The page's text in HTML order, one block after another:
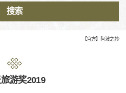
搜索
【官方】阿波之抄
游奖2019